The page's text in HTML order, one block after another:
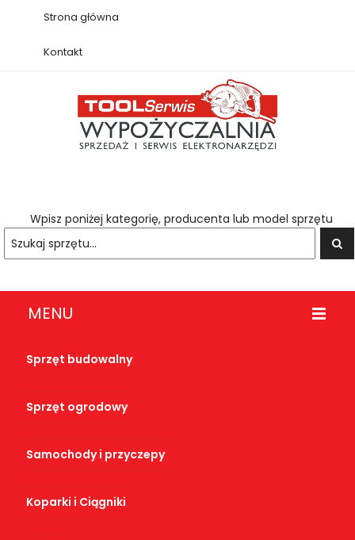
Strona główna
Kontakt
Wpisz poniżej kategorię, producenta lub model sprzętu
MENU
Sprzęt budowalny
Sprzęt ogrodowy
Samochody i przyczepy
Koparki i Ciągniki